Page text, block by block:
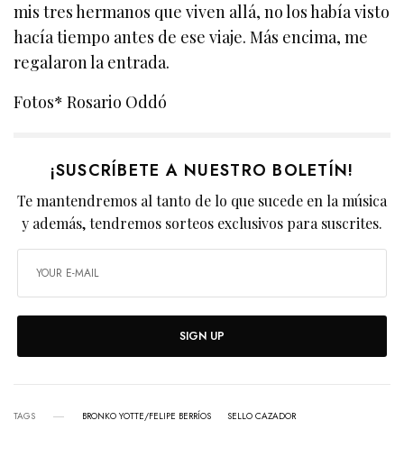
mis tres hermanos que viven allá, no los había visto
hacía tiempo antes de ese viaje. Más encima, me
regalaron la entrada.
Fotos* Rosario Oddó
¡SUSCRÍBETE A NUESTRO BOLETÍN!
Te mantendremos al tanto de lo que sucede en la música
y además, tendremos sorteos exclusivos para suscrites.
SIGN UP
TAGS BRONKO YOTTE/FELIPE BERRÍOS SELLO CAZADOR